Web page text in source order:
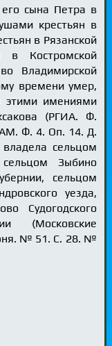
сына Петра в
крестьян в
в Рязанской
в Костромской
Владимирской
времени умер,
этими имениями
(РГИА. Ф.
Ф. 4. Оп. 14. Д.
сельцом
Зыбино
сельцом
уезда,
Судогодского
(Московские
№ 51. С. 28. №